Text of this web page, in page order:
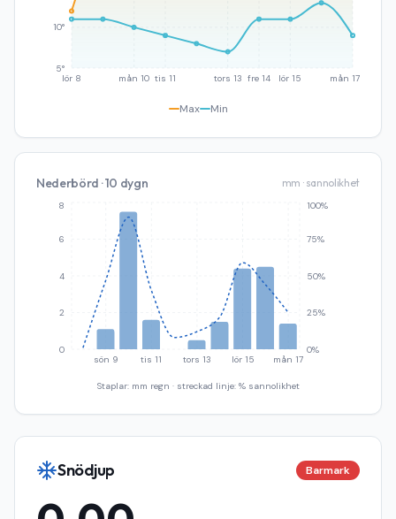
lör 8 mån 10 tis 11 tors 13 fre 14 lör 15 mån 17
5°
10°
Max Min
Nederbörd · 10 dygn mm · sannolikhet
sön 9 tis 11 tors 13 lör 15 mån 17
0
2
4
6
8
0%
25%
50%
75%
100%
Staplar: mm regn · streckad linje: % sannolikhet
Snödjup Barmark